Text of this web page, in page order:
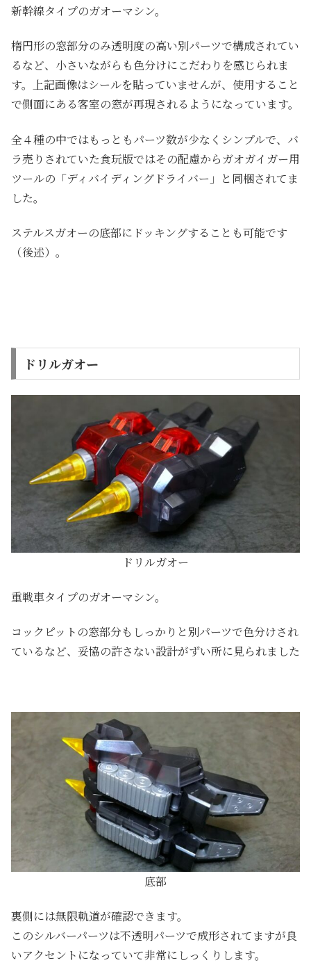
新幹線タイプのガオーマシン。
楕円形の窓部分のみ透明度の高い別パーツで構成されてい
るなど、小さいながらも色分けにこだわりを感じられま
す。上記画像はシールを貼っていませんが、使用すること
で側面にある客室の窓が再現されるようになっています。
全４種の中ではもっともパーツ数が少なくシンプルで、バ
ラ売りされていた食玩版ではその配慮からガオガイガー用
ツールの「ディバイディングドライバー」と同梱されてま
した。
ステルスガオーの底部にドッキングすることも可能です
（後述）。
ドリルガオー
ドリルガオー
重戦車タイプのガオーマシン。
コックピットの窓部分もしっかりと別パーツで色分けされ
ているなど、妥協の許さない設計がずい所に見られました
底部
裏側には無限軌道が確認できます。
このシルバーパーツは不透明パーツで成形されてますが良
いアクセントになっていて非常にしっくりします。